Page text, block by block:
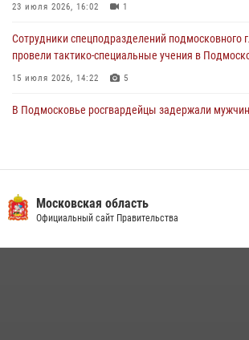
23 июля 2026, 16:02 1
Сотрудники спецподразделений подмосковного
провели тактико-специальные учения в
15 июля 2026, 14:22 5
В Подмосковье росгвардейцы задержали
федеральном розыске (видео)
22 июля 2026, 14:15 1
Московская область
Официальный сайт Правительства